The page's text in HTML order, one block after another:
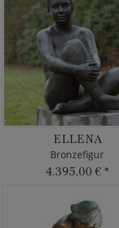
ELLENA
Bronzefigur
4.395,00 € *